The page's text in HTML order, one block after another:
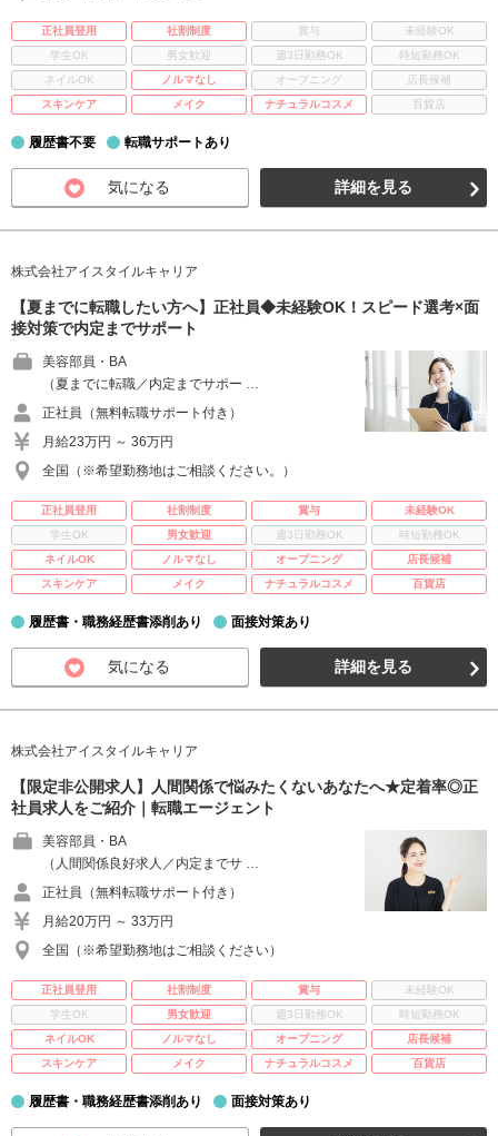
正社員登用 社割制度 賞与
未経験OK
学生OK
男女歓迎 週3日勤務OK
時短勤務OK
ネイルOK
ノルマなし オープニング
店長候補
スキンケア
メイク ナチュラルコスメ 百貨店
履歴書不要 転職サポートあり
気になる 詳細を見る
株式会社アイスタイルキャリア
【夏までに転職したい方へ】正社員◆未経験OK！スピード選考×面
接対策で内定までサポート
美容部員・BA
（夏までに転職／内定までサポー …
正社員（無料転職サポート付き）
月給23万円 ～ 36万円
全国（※希望勤務地はご相談ください。）
正社員登用 社割制度 賞与
未経験OK
学生OK
男女歓迎 週3日勤務OK
時短勤務OK
ネイルOK
ノルマなし オープニング
店長候補
スキンケア
メイク ナチュラルコスメ 百貨店
履歴書・職務経歴書添削あり 面接対策あり
気になる 詳細を見る
株式会社アイスタイルキャリア
【限定非公開求人】人間関係で悩みたくないあなたへ★定着率◎正
社員求人をご紹介｜転職エージェント
美容部員・BA
（人間関係良好求人／内定までサ …
正社員（無料転職サポート付き）
月給20万円 ～ 33万円
全国（※希望勤務地はご相談ください）
正社員登用 社割制度 賞与
未経験OK
学生OK
男女歓迎 週3日勤務OK
時短勤務OK
ネイルOK
ノルマなし オープニング
店長候補
スキンケア
メイク ナチュラルコスメ 百貨店
履歴書・職務経歴書添削あり 面接対策あり